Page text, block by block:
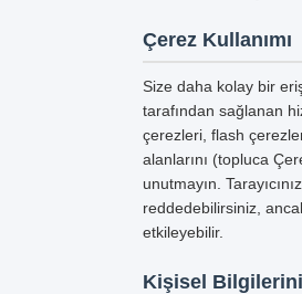
Çerez Kullanımı
Size daha kolay bir
tarafından sağlanan
çerezleri, flash
alanlarını (topluca
unutmayın.
reddedebilirsiniz,
etkileyebilir.
Kişisel